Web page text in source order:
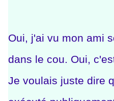
Oui, j'ai vu mon ami
dans le cou. Oui,
Je voulais juste dire